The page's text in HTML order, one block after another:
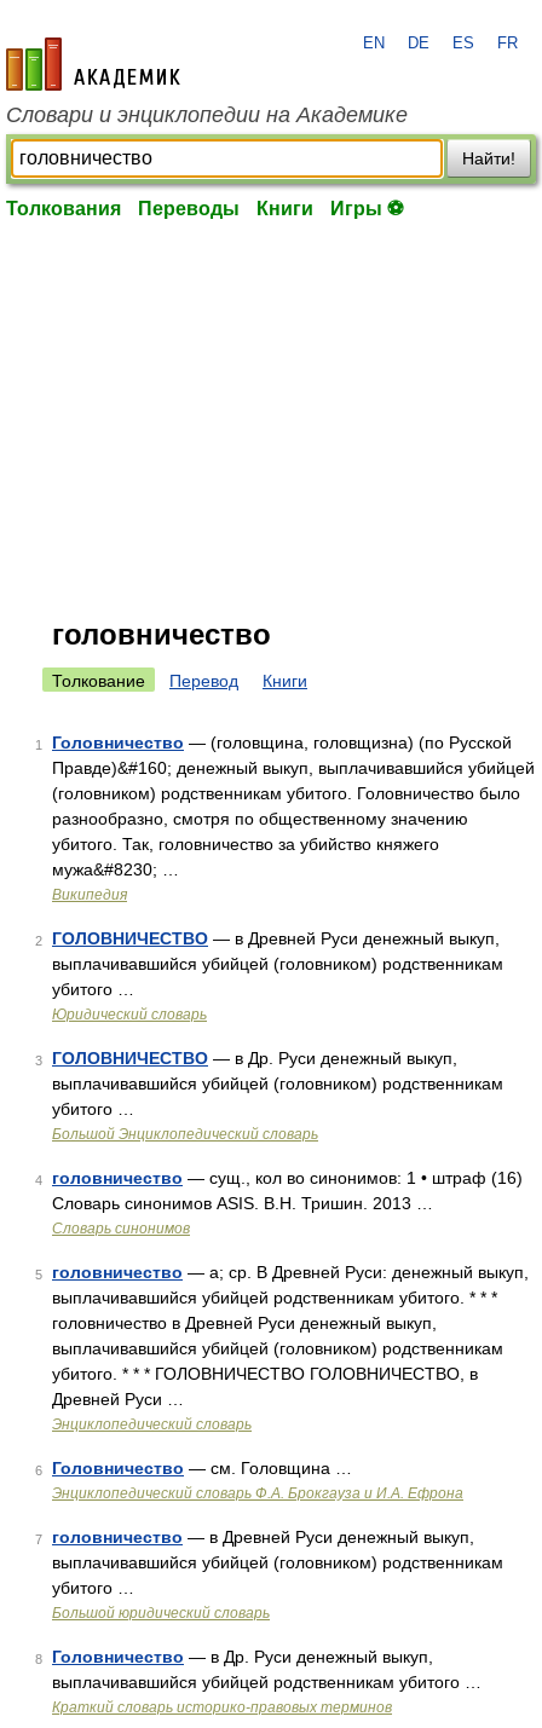
academic.ru
EN DE ES FR
Словари и энциклопедии на Академике
Найти!
Толкования Переводы Книги Игры ⚽
головничество
Толкование Перевод Книги
1 Головничество — (головщина, головщизна) (по Русской
Правде)&#160; денежный выкуп, выплачивавшийся убийцей
(головником) родственникам убитого. Головничество было
разнообразно, смотря по общественному значению
убитого. Так, головничество за убийство княжего
мужа&#8230; …
Википедия
2 ГОЛОВНИЧЕСТВО — в Древней Руси денежный выкуп,
выплачивавшийся убийцей (головником) родственникам
убитого …
Юридический словарь
3 ГОЛОВНИЧЕСТВО — в Др. Руси денежный выкуп,
выплачивавшийся убийцей (головником) родственникам
убитого …
Большой Энциклопедический словарь
4 головничество — сущ., кол во синонимов: 1 • штраф (16)
Словарь синонимов ASIS. В.Н. Тришин. 2013 …
Словарь синонимов
5 головничество — а; ср. В Древней Руси: денежный выкуп,
выплачивавшийся убийцей родственникам убитого. * * *
головничество в Древней Руси денежный выкуп,
выплачивавшийся убийцей (головником) родственникам
убитого. * * * ГОЛОВНИЧЕСТВО ГОЛОВНИЧЕСТВО, в
Древней Руси …
Энциклопедический словарь
6 Головничество — см. Головщина …
Энциклопедический словарь Ф.А. Брокгауза и И.А. Ефрона
7 головничество — в Древней Руси денежный выкуп,
выплачивавшийся убийцей (головником) родственникам
убитого …
Большой юридический словарь
8 Головничество — в Др. Руси денежный выкуп,
выплачивавшийся убийцей родственникам убитого …
Краткий словарь историко-правовых терминов